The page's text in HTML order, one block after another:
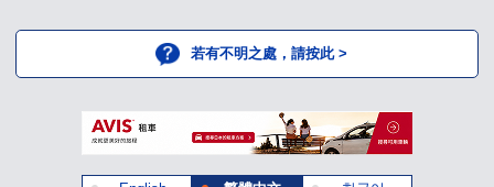
若有不明之處，請按此 >